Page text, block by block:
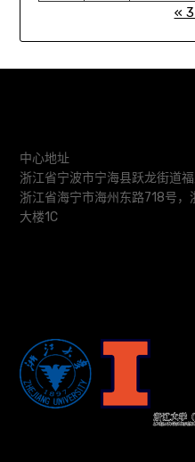
« 3
中心地址
浙江省宁波市宁海县跃龙街道
浙江省海宁市海州东路718号
大楼1C